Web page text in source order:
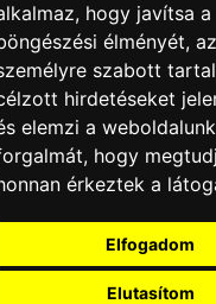
hogy javítsa a
élményét,
szabott
hirdetéseket
elemzi a weboldalunk
hogy
érkeztek a
Elfogadom
Elutasítom
671
KOMMUNIKÁCIÓ